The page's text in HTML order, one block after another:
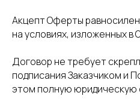
Акцепт Оферты
на условиях, изложенных в
Договор не требует
подписания Заказчиком и
этом полную юридическую